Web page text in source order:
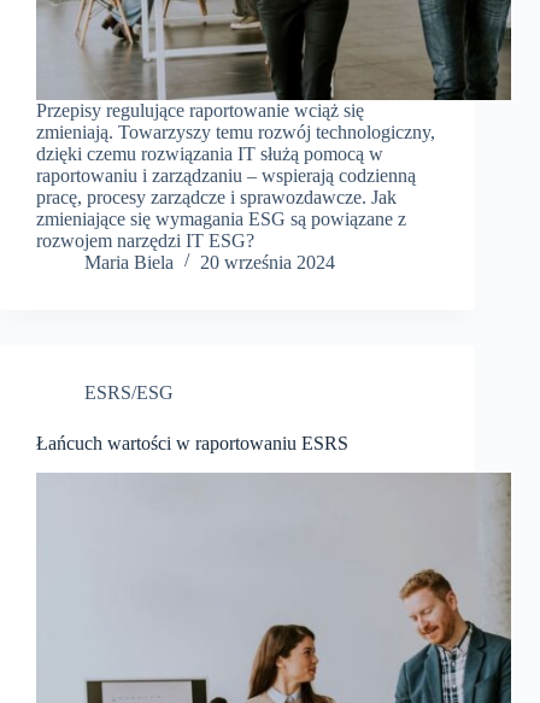
Przepisy regulujące raportowanie wciąż się
zmieniają. Towarzyszy temu rozwój technologiczny,
dzięki czemu rozwiązania IT służą pomocą w
raportowaniu i zarządzaniu – wspierają codzienną
pracę, procesy zarządcze i sprawozdawcze. Jak
zmieniające się wymagania ESG są powiązane z
rozwojem narzędzi IT ESG?
Maria Biela
20 września 2024
ESRS/ESG
Łańcuch wartości w raportowaniu ESRS